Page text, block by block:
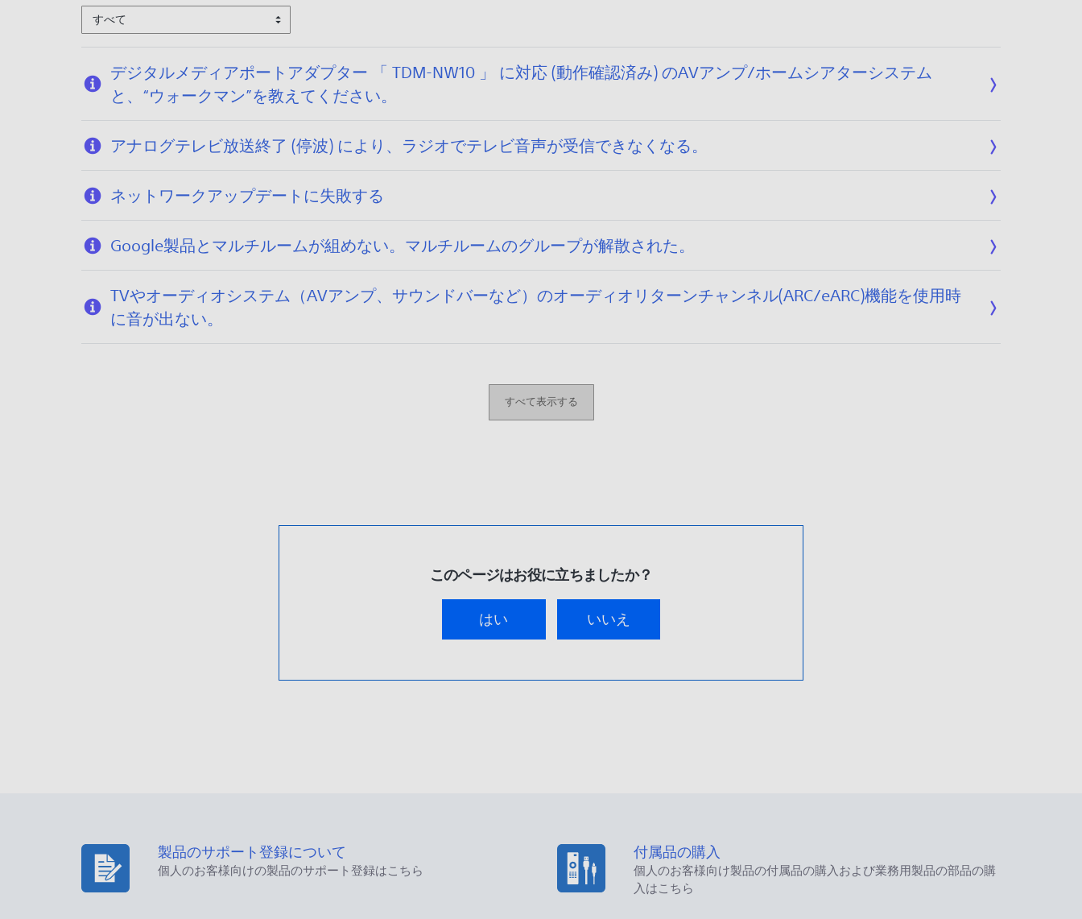
/
0
1
/
1
すべて
デジタルメディアポートアダプター 「 TDM-NW10 」 に対応 (動作確認済み) のAVアンプ/ホームシアターシステム
と、“ウォークマン”を教えてください。
アナログテレビ放送終了 (停波) により、ラジオでテレビ音声が受信できなくなる。
ネットワークアップデートに失敗する
Google製品とマルチルームが組めない。マルチルームのグループが解散された。
TVやオーディオシステム（AVアンプ、サウンドバーなど）のオーディオリターンチャンネル(ARC/eARC)機能を使用時
に音が出ない。
すべて表示する
このページはお役に立ちましたか？
はい いいえ
製品のサポート登録について
個人のお客様向けの製品のサポート登録はこちら
付属品の購入
個人のお客様向け製品の付属品の購入および業務用製品の部品の購
入はこちら